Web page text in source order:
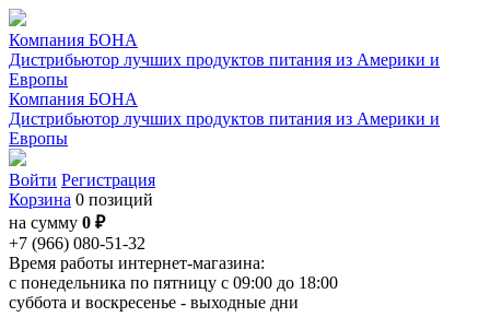
Компания БОНА
Дистрибьютор лучших продуктов питания из Америки и
Европы
Компания БОНА
Дистрибьютор лучших продуктов питания из Америки и
Европы
Войти Регистрация
Корзина 0 позиций
на сумму 0 ₽
+7 (966) 080-51-32
Время работы интернет-магазина:
с понедельника по пятницу с 09:00 до 18:00
суббота и воскресенье - выходные дни